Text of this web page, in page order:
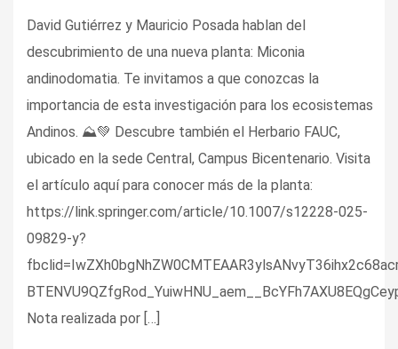
David Gutiérrez y Mauricio Posada hablan del
descubrimiento de una nueva planta: Miconia
andinodomatia. Te invitamos a que conozcas la
importancia de esta investigación para los ecosistemas
Andinos. ⛰💚 Descubre también el Herbario FAUC,
ubicado en la sede Central, Campus Bicentenario. Visita
el artículo aquí para conocer más de la planta:
https://link.springer.com/article/10.1007/s12228-025-
09829-y?
Nota realizada por […]